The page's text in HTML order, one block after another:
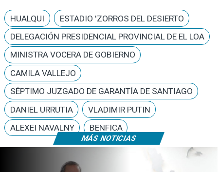
MÁS NOTICIAS
HUALQUI
ESTADIO 'ZORROS DEL DESIERTO
DELEGACIÓN PRESIDENCIAL PROVINCIAL DE EL LOA
MINISTRA VOCERA DE GOBIERNO
CAMILA VALLEJO
SÉPTIMO JUZGADO DE GARANTÍA DE SANTIAGO
DANIEL URRUTIA
VLADIMIR PUTIN
ALEXEI NAVALNY
BENFICA